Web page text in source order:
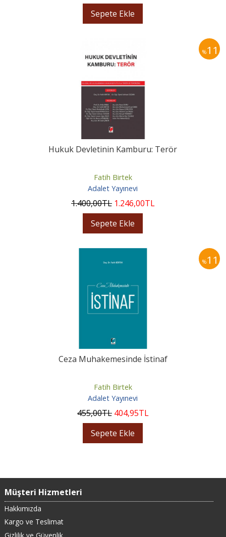
Sepete Ekle
%11
Hukuk Devletinin Kamburu: Terör
Fatih Birtek
Adalet Yayınevi
1.400,00TL 1.246,00TL
Sepete Ekle
%11
Ceza Muhakemesinde İstinaf
Fatih Birtek
Adalet Yayınevi
455,00TL 404,95TL
Sepete Ekle
Müşteri Hizmetleri
Hakkımızda
Kargo ve Teslimat